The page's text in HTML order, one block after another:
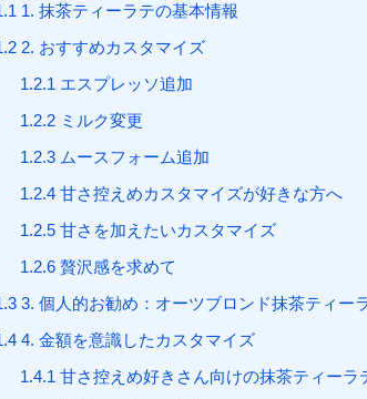
1. 抹茶ティーラテの基本情報
2. おすすめカスタマイズ
1.2.1 エスプレッソ追加
1.2.2ミルク変更
1.2.3ムースフォーム追加
1.2.4甘さ控えめカスタマイズが好きな方へ
1.2.5甘さを加えたいカスタマイズ
1.2.6贅沢感を求めて
3. 個人的お勧め：オーツブロンド抹茶ティー
4. 金額を意識したカスタマイズ
1.4.1 甘さ控えめ好きさん向けの抹茶ティーラ